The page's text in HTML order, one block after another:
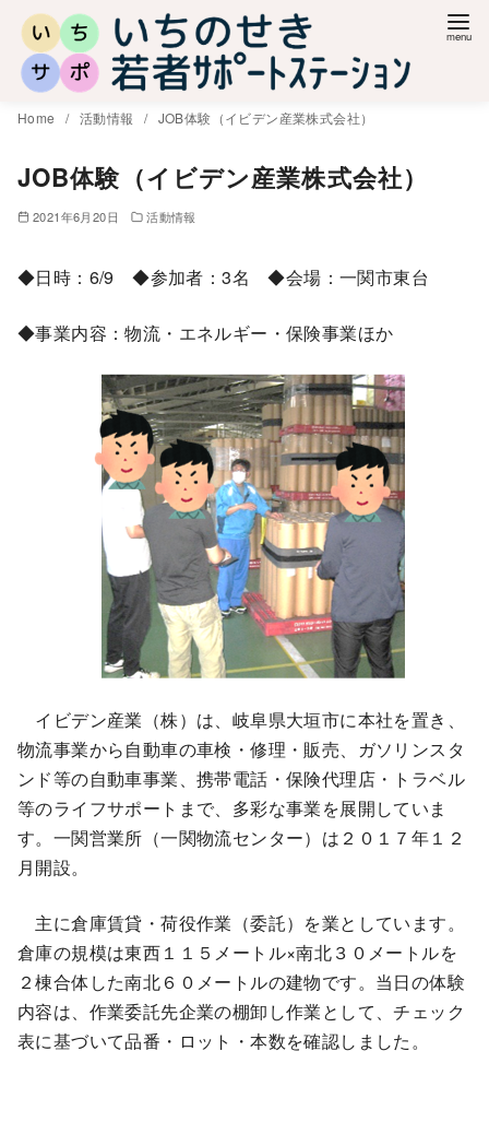
Home 活動情報 JOB体験（イビデン産業株式会社）
JOB体験（イビデン産業株式会社）
2021年6月20日 活動情報
◆日時：6/9 ◆参加者：3名 ◆会場：一関市東台
◆事業内容：物流・エネルギー・保険事業ほか
イビデン産業（株）は、岐阜県大垣市に本社を置き、
物流事業から自動車の車検・修理・販売、ガソリンスタ
ンド等の自動車事業、携帯電話・保険代理店・トラベル
等のライフサポートまで、多彩な事業を展開していま
す。一関営業所（一関物流センター）は２０１７年１２
月開設。
主に倉庫賃貸・荷役作業（委託）を業としています。
倉庫の規模は東西１１５メートル×南北３０メートルを
２棟合体した南北６０メートルの建物です。当日の体験
内容は、作業委託先企業の棚卸し作業として、チェック
表に基づいて品番・ロット・本数を確認しました。